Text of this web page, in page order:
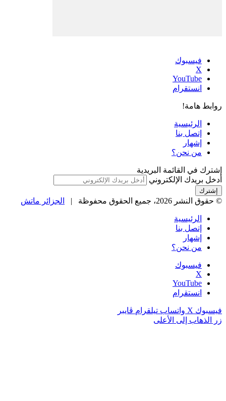
فيسبوك
‫X
‫YouTube
انستقرام
روابط هامة!
الرئيسية
إتصل بنا
إشهار
من نحن؟
إشترك في القائمة البريدية
أدخل بريدك الإلكتروني
© حقوق النشر 2026، جميع الحقوق محفوظة | الجزائر ماتش
الرئيسية
إتصل بنا
إشهار
من نحن؟
فيسبوك
‫X
‫YouTube
انستقرام
فيسبوك ‫X واتساب تيلقرام ڤايبر
زر الذهاب إلى الأعلى